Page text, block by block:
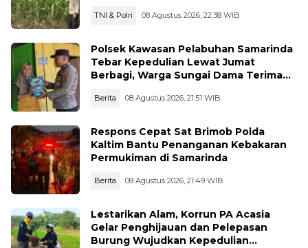
TNI & Polri 08 Agustus 2026, 22:38 WIB
Polsek Kawasan Pelabuhan Samarinda
Tebar Kepedulian Lewat Jumat
Berbagi, Warga Sungai Dama Terima
Berita 08 Agustus 2026, 21:51 WIB
Respons Cepat Sat Brimob Polda
Kaltim Bantu Penanganan Kebakaran
Permukiman di Samarinda
Berita 08 Agustus 2026, 21:49 WIB
Lestarikan Alam, Korrun PA Acasia
Gelar Penghijauan dan Pelepasan
Burung Wujudkan Kepedulian